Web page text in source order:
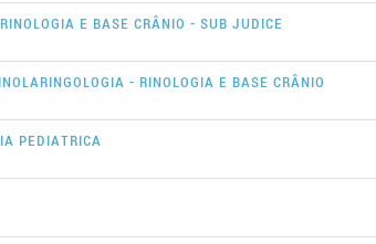
E BASE CRÂNIO - SUB JUDICE
- RINOLOGIA E BASE CRÂNIO
PEDIATRICA